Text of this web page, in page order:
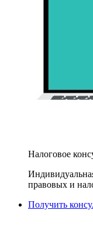
Налоговое
правовых и
Получить